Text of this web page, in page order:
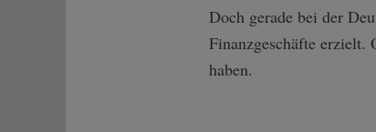
Doch gerade bei der
Finanzgeschäfte
haben.